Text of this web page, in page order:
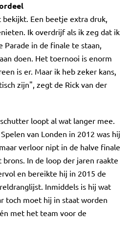
Een beetje extra druk,
Ik overdrijf als ik zeg dat ik
Parade in de finale te staan,
doen. Het toernooi is enorm
is er. Maar ik heb zeker kans,
zijn", zegt de Rick van der
loopt al wat langer mee.
van Londen in 2012 was hij
verloor nipt in de halve finale
In de loop der jaren raakte
en bereikte hij in 2015 de
Inmiddels is hij wat
toch moet hij in staat worden
met het team voor de